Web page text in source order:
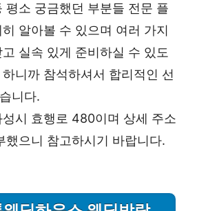
평소 궁금했던 부분들 전문 플
알아볼 수 있으며 여러 가지
실속 있게 준비하실 수 있도
니까 참석하셔서 합리적인 선
니다.
시 효행로 480이며 상세 주소
했으니 참고하시기 바랍니다.